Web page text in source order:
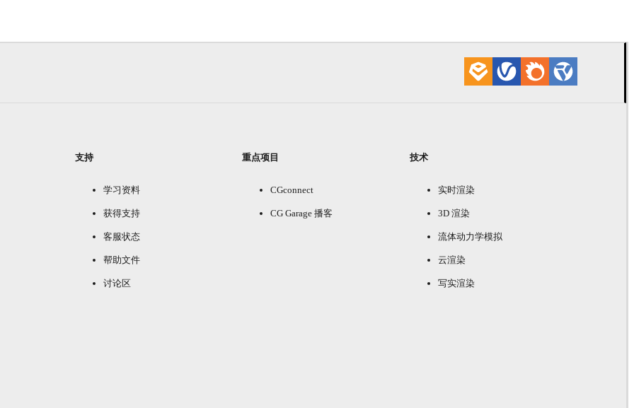
支持
学习资料
获得支持
客服状态
帮助文件
讨论区
重点项目
CGconnect
CG Garage 播客
技术
实时渲染
3D 渲染
流体动力学模拟
云渲染
写实渲染